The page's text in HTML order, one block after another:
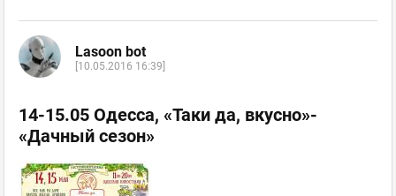
Lasoon bot
[10.05.2016 16:39]
14-15.05 Одесса, «Таки да, вкусно»-
«Дачный сезон»